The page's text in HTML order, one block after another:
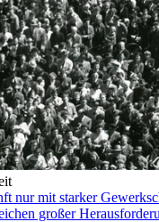
nur mit starker
großer